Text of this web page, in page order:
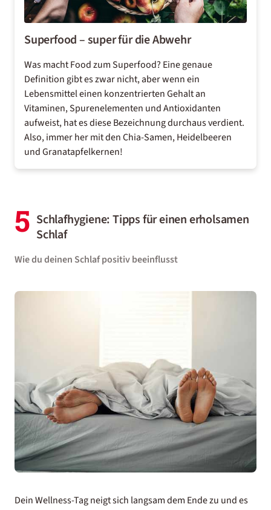
Superfood – super für die Abwehr
Was macht Food zum Superfood? Eine genaue
Definition gibt es zwar nicht, aber wenn ein
Lebensmittel einen konzentrierten Gehalt an
Vitaminen, Spurenelementen und Antioxidanten
aufweist, hat es diese Bezeichnung durchaus verdient.
Also, immer her mit den Chia-Samen, Heidelbeeren
und Granatapfelkernen!
5 Schlafhygiene: Tipps für einen erholsamen
Schlaf
Wie du deinen Schlaf positiv beeinflusst
Dein Wellness-Tag neigt sich langsam dem Ende zu und es